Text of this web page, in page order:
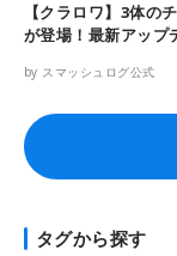
【クラロワ】3体の
が登場！最新アップ
by スマッシュログ公式
タグから探す